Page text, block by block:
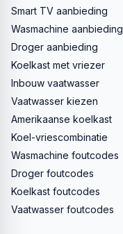
Smart TV aanbieding
Wasmachine aanbieding
Droger aanbieding
Koelkast met vriezer
Inbouw vaatwasser
Vaatwasser kiezen
Amerikaanse koelkast
Koel-vriescombinatie
Wasmachine foutcodes
Droger foutcodes
Koelkast foutcodes
Vaatwasser foutcodes